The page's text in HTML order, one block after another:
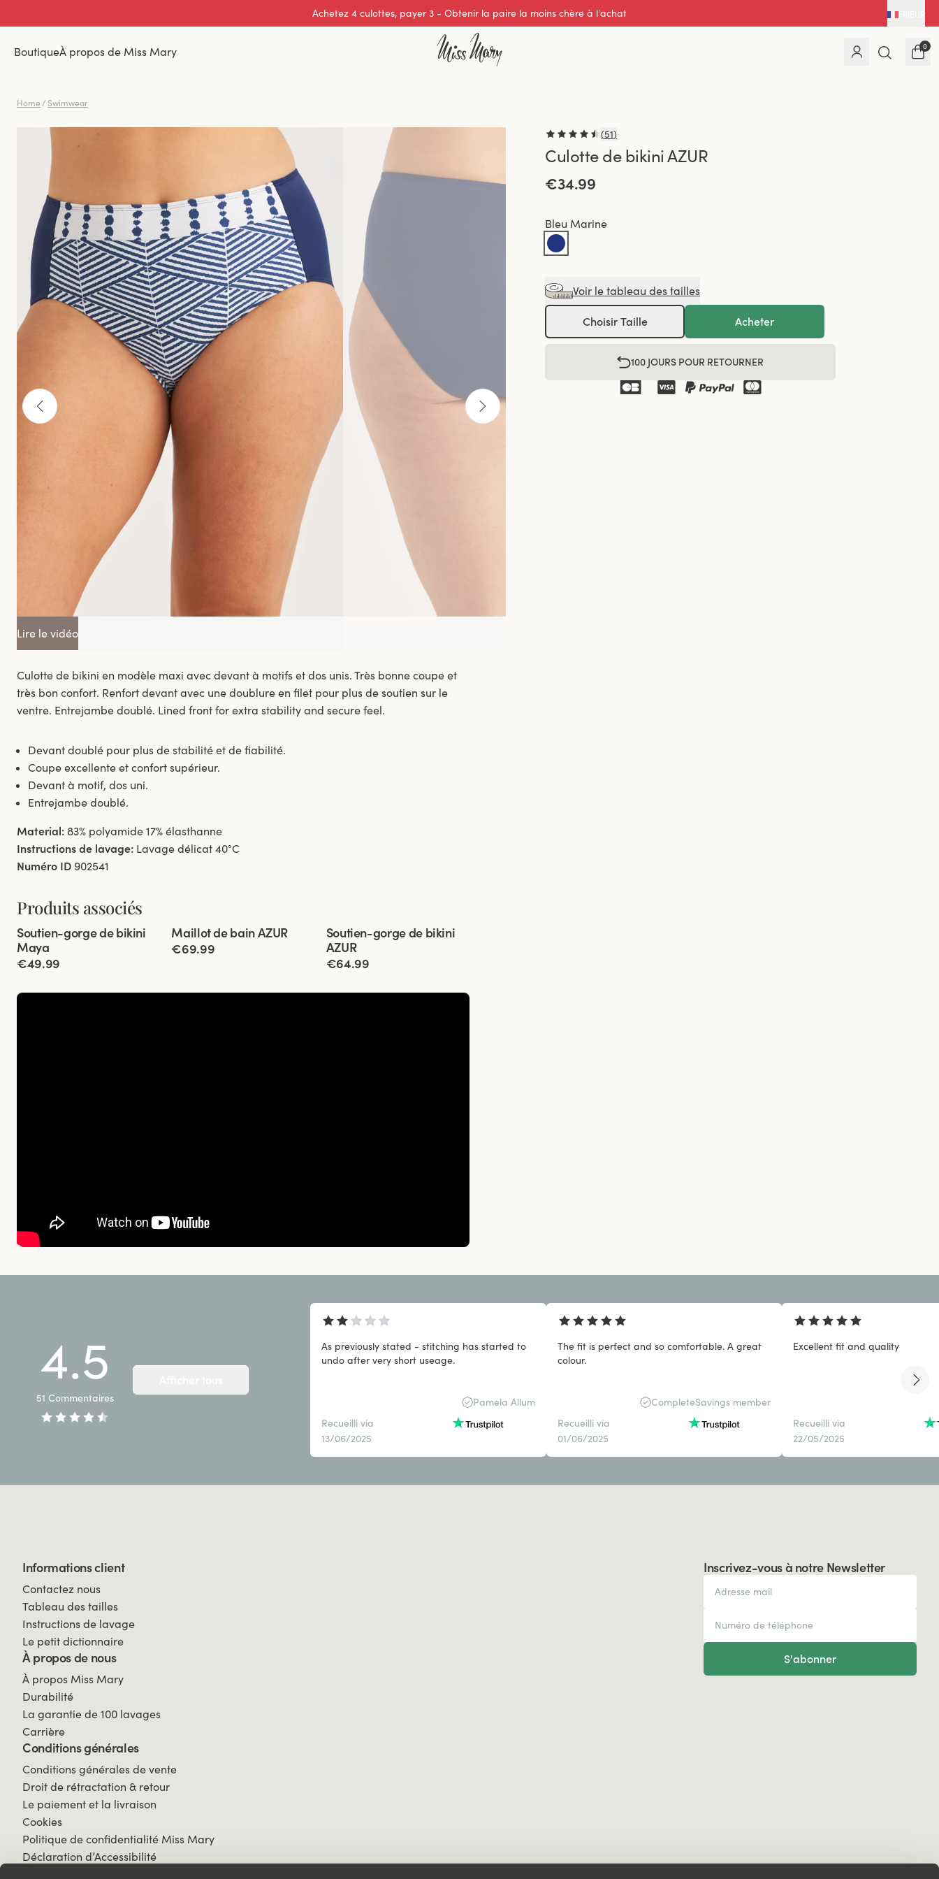
Excellente note de 0 sur 5
BoutiqueÀ propos de Miss Mary 0
Home / Swimwear
Lire le vidéo
(51)
Culotte de bikini AZUR
€34.99
Bleu Marine
Voir le tableau des tailles
Choisir Taille Acheter
100 JOURS POUR RETOURNER
Culotte de bikini en modèle maxi avec devant à motifs et dos unis. Très bonne coupe et
très bon confort. Renfort devant avec une doublure en filet pour plus de soutien sur le
ventre. Entrejambe doublé. Lined front for extra stability and secure feel.
Devant doublé pour plus de stabilité et de fiabilité.
Coupe excellente et confort supérieur.
Devant à motif, dos uni.
Entrejambe doublé.
Material: 83% polyamide 17% élasthanne
Instructions de lavage: Lavage délicat 40°C
Numéro ID 902541
Produits associés
Mélanger et combiner
Soutien-gorge de bikini
Maya
€49.99
Maillot de bain AZUR
€69.99
Soutien-gorge de bikini
AZUR
€64.99
4.5
51 Commentaires
As previously stated - stitching has started to
undo after very short useage.
Pamela Allum
Recueilli via
13/06/2025
The fit is perfect and so comfortable. A great
colour.
CompleteSavings member
Recueilli via
01/06/2025
Excellent fit and quality
Recueilli via
22/05/2025
Inscrivez-vous à notre Newsletter
S'abonner
Informations client
Contactez nous
Tableau des tailles
Instructions de lavage
Le petit dictionnaire
À propos de nous
À propos Miss Mary
Durabilité
La garantie de 100 lavages
Carrière
Conditions générales
Conditions générales de vente
Droit de rétractation & retour
Le paiement et la livraison
Cookies
Politique de confidentialité Miss Mary
Déclaration d’Accessibilité